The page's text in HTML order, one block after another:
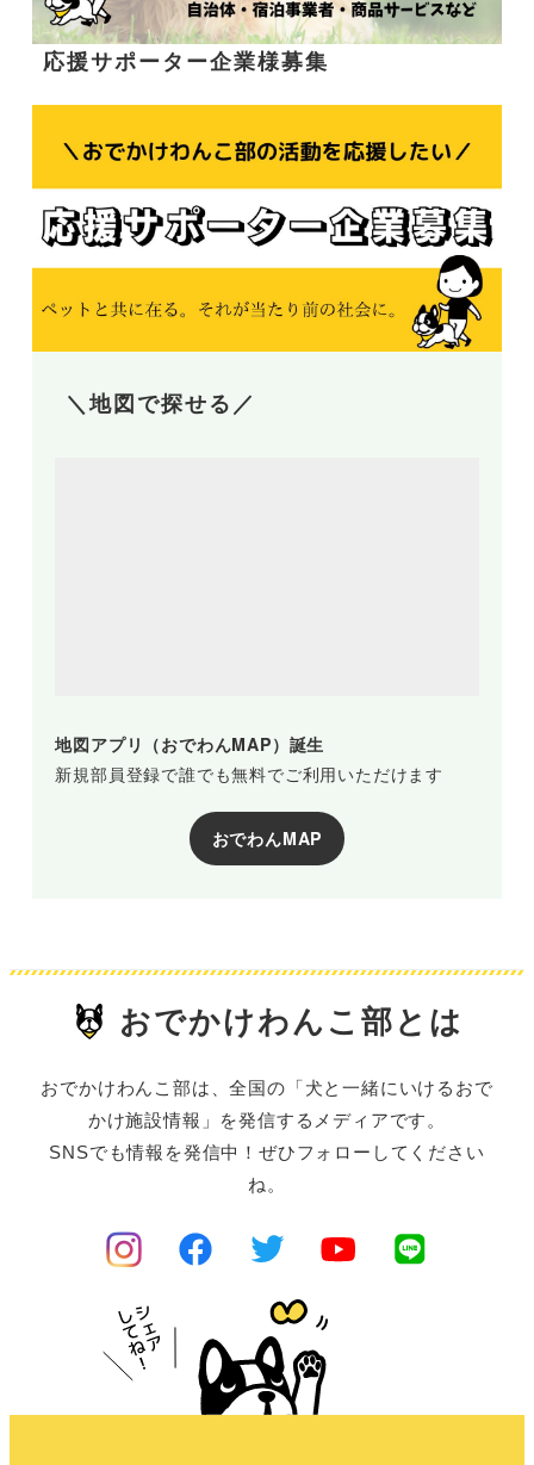
応援サポーター企業様募集
＼地図で探せる／
地図アプリ（おでわんMAP）誕生
新規部員登録で誰でも無料でご利用いただけます
おでわんMAP
おでかけわんこ部とは
おでかけわんこ部は、全国の「犬と一緒にいけるおで
かけ施設情報」を発信するメディアです。
SNSでも情報を発信中！ぜひフォローしてください
ね。